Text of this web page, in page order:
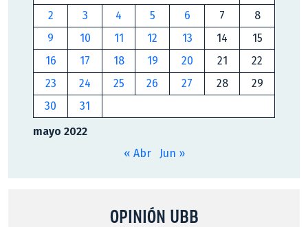
mayo 2022
2
3 4 5 6 7
8
9
10 11 12 13 14
15
16
17 18 19 20 21
22
23
24 25 26 27 28
29
30
31
« Abr Jun »
OPINIÓN UBB